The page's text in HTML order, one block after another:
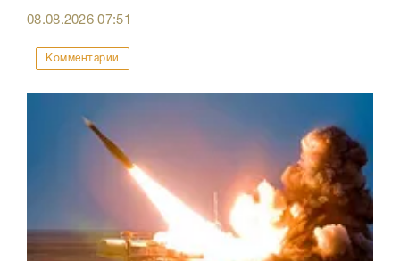
08.08.202607:51
Комментарии